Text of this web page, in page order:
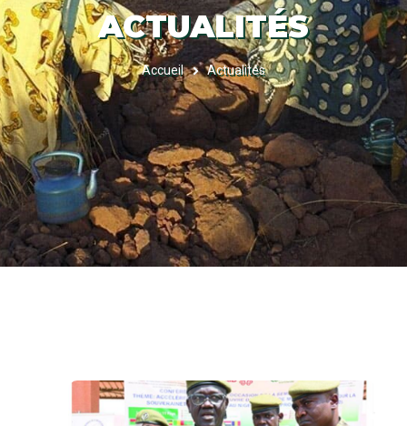
ACTUALITÉS
FIL
D'ARIANE
Accueil Actualités